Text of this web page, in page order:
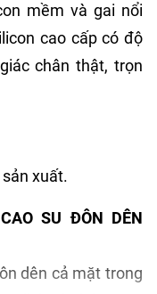
mềm và gai nổi
cao cấp có độ
chân thật, trọn
xuất.
SU ĐÔN DÊN
dên cả mặt trong